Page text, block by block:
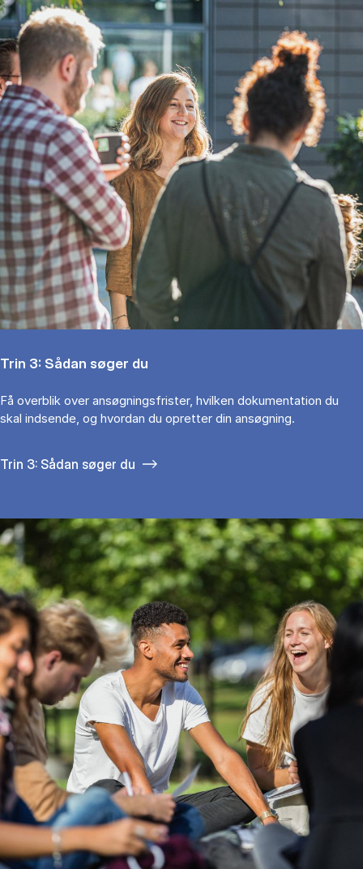
Trin 3: Sådan søger du
Få overblik over ansøgningsfrister, hvilken dokumentation du
skal indsende, og hvordan du opretter din ansøgning.
Trin 3: Sådan søger du